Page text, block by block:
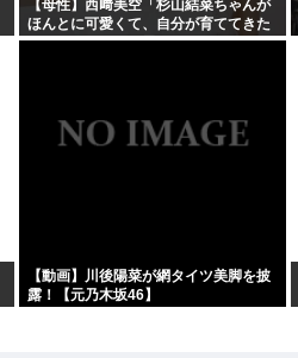
【母性】西﨑美空「杉山結菜ちゃんが
ほんとに可愛くて、自分が育ててきた
んじゃないかって思うぐらい」
【動画】川後陽菜が網タイツ美脚を披
露！【元乃木坂46】